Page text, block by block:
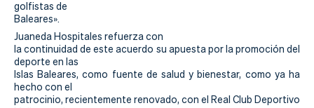
golfistas de
Baleares».
Juaneda Hospitales refuerza con
la continuidad de este acuerdo su apuesta por la promoción del
deporte en las
Islas Baleares, como fuente de salud y bienestar, como ya ha
hecho con el
patrocinio, recientemente renovado, con el Real Club Deportivo